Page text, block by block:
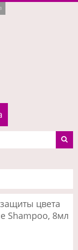
цвета
Shampoo, 8мл